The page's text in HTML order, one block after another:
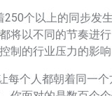
个以上的同步发
将以不同的节奏进
制的行业压力的影响
个人都朝着同一个